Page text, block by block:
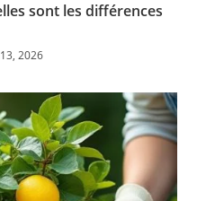
sont les différences
2026